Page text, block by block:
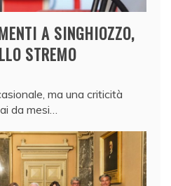
A SINGHIOZZO,
STREMO
ma una criticità
da mesi…